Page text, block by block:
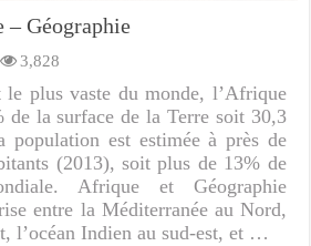
Géographie
3,828
le plus vaste du monde, l’Afrique
de la surface de la Terre soit 30,3
population est estimée à près de
(2013), soit plus de 13% de
Afrique et Géographie
entre la Méditerranée au Nord,
l’océan Indien au sud-est, et …